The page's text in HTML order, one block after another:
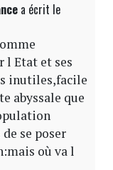
a écrit le
l Etat et ses
inutiles,facile
abyssale que
se poser
où va l